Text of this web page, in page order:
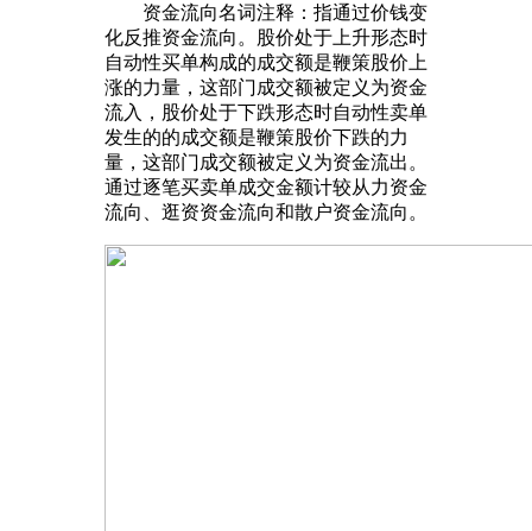
资金流向名词注释：指通过价钱变
化反推资金流向。股价处于上升形态时
自动性买单构成的成交额是鞭策股价上
涨的力量，这部门成交额被定义为资金
流入，股价处于下跌形态时自动性卖单
发生的的成交额是鞭策股价下跌的力
量，这部门成交额被定义为资金流出。
通过逐笔买卖单成交金额计较从力资金
流向、逛资资金流向和散户资金流向。